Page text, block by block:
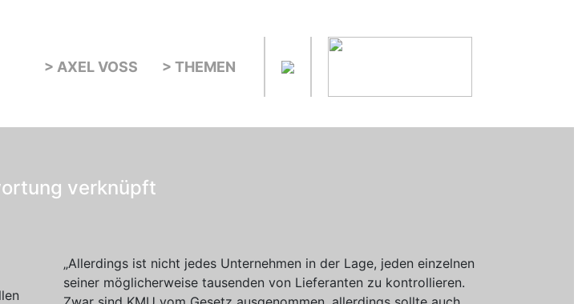
> AXEL VOSS > THEMEN
verknüpft
„Allerdings ist nicht jedes Unternehmen in der Lage, jeden einzelnen
seiner möglicherweise tausenden von Lieferanten zu kontrollieren.